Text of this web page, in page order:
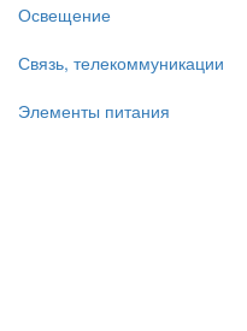
Освещение
Связь, телекоммуникации
Элементы питания